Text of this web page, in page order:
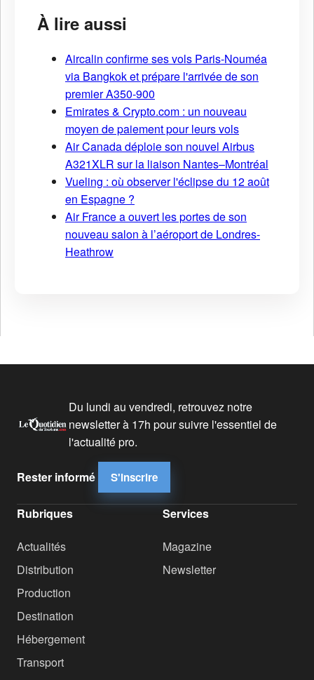
À lire aussi
Aircalin confirme ses vols Paris-Nouméa
via Bangkok et prépare l'arrivée de son
premier A350-900
Emirates & Crypto.com : un nouveau
moyen de paiement pour leurs vols
Air Canada déploie son nouvel Airbus
A321XLR sur la liaison Nantes–Montréal
Vueling : où observer l'éclipse du 12 août
en Espagne ?
Air France a ouvert les portes de son
nouveau salon à l’aéroport de Londres-
Heathrow
Du lundi au vendredi, retrouvez notre
newsletter à 17h pour suivre l'essentiel de
l'actualité pro.
Rester informé S'inscrire
Rubriques
Actualités
Distribution
Production
Destination
Hébergement
Transport
Services
Magazine
Newsletter